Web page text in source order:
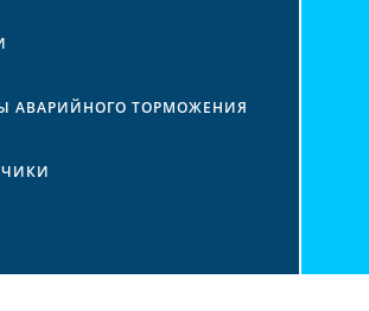
АВАРИЙНОГО ТОРМОЖЕНИЯ